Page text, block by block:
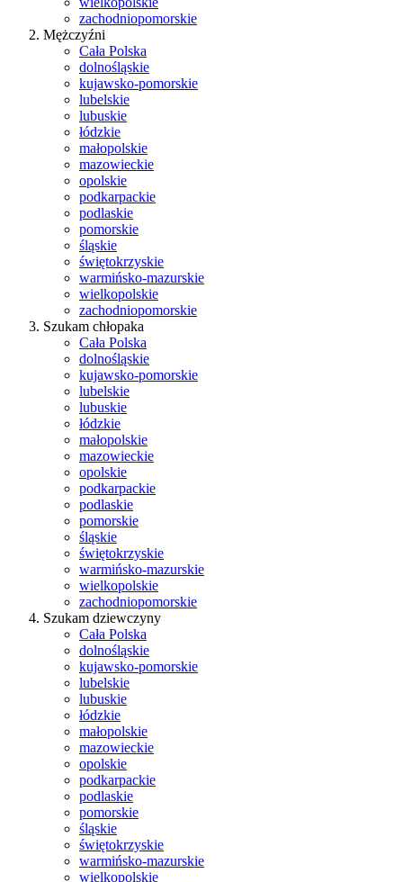
zachodniopomorskie
Mężczyźni
Cała Polska
dolnośląskie
kujawsko-pomorskie
lubelskie
lubuskie
łódzkie
małopolskie
mazowieckie
opolskie
podkarpackie
podlaskie
pomorskie
śląskie
świętokrzyskie
warmińsko-mazurskie
wielkopolskie
zachodniopomorskie
Szukam chłopaka
Cała Polska
dolnośląskie
kujawsko-pomorskie
lubelskie
lubuskie
łódzkie
małopolskie
mazowieckie
opolskie
podkarpackie
podlaskie
pomorskie
śląskie
świętokrzyskie
warmińsko-mazurskie
wielkopolskie
zachodniopomorskie
Szukam dziewczyny
Cała Polska
dolnośląskie
kujawsko-pomorskie
lubelskie
lubuskie
łódzkie
małopolskie
mazowieckie
opolskie
podkarpackie
podlaskie
pomorskie
śląskie
świętokrzyskie
warmińsko-mazurskie
wielkopolskie